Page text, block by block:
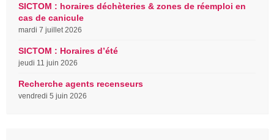
SICTOM : horaires déchèteries & zones de réemploi en
cas de canicule
mardi 7 juillet 2026
SICTOM : Horaires d’été
jeudi 11 juin 2026
Recherche agents recenseurs
vendredi 5 juin 2026